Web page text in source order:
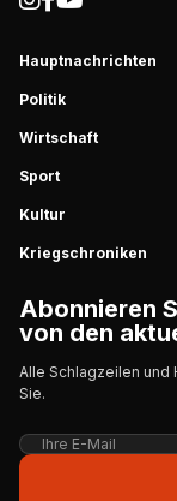
Hauptnachrichten
Politik
Wirtschaft
Sport
Kultur
Kriegschroniken
Abonnieren
von den
Alle Schlagzeilen
Sie.